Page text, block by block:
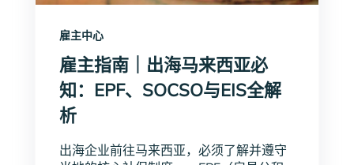
雇主中心
雇主指南｜出海马来西亚必
知：EPF、SOCSO与EIS全解
析
出海企业前往马来西亚，必须了解并遵守